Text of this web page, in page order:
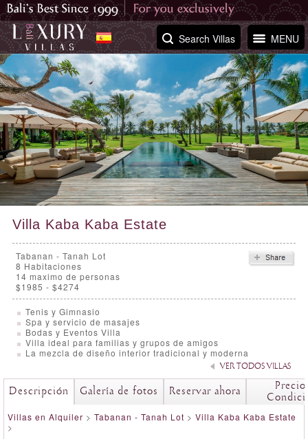
MENU
Search Villas
Villa Kaba Kaba Estate
Tabanan - Tanah Lot
8 Habitaciones
14 maximo de personas
$1985 - $4274
Tenis y Gimnasio
Spa y servicio de masajes
Bodas y Eventos Villa
Villa ideal para familias y grupos de amigos
La mezcla de diseño interior tradicional y moderna
VER TODOS VILLAS
Descripción Galería de fotos Reservar ahora
Villas en Alquiler > Tabanan - Tanah Lot > Villa Kaba Kaba Estate
>